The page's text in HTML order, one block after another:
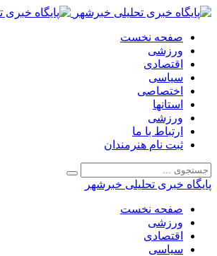
صفحه نخست
ورزشی
اقتصادی
سیاسی
اختصاصی
استانها
ورزشی
ارتباط با ما
ثبت نام هنرمندان
پایگاه خبری تحلیلی خبرشهر
صفحه نخست
ورزشی
اقتصادی
سیاسی